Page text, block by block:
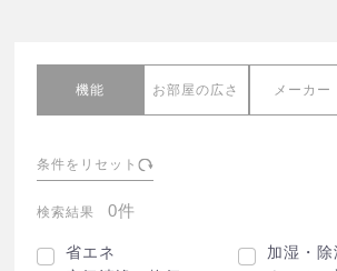
機能 お部屋の広さ メーカー
条件をリセット
検索結果 0件
省エネ
加湿・除